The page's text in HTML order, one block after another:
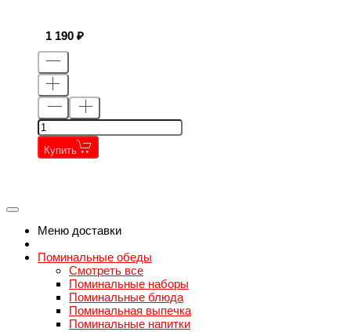
1 190
Купить
Меню доставки
Поминальные обеды
Смотреть все
Поминальные наборы
Поминальные блюда
Поминальная выпечка
Поминальные напитки